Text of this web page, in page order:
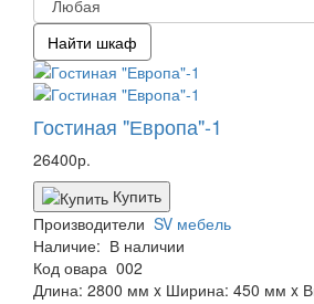
Гостиная "Европа"-1
26400р.
Купить
Производители SV мебель
Наличие: В наличии
Код овара 002
Длина: 2800 мм x Ширина: 450 мм x